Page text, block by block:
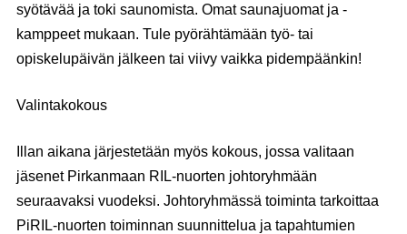
syötävää ja toki saunomista. Omat saunajuomat ja -
kamppeet mukaan. Tule pyörähtämään työ- tai
opiskelupäivän jälkeen tai viivy vaikka pidempäänkin!
Valintakokous
Illan aikana järjestetään myös kokous, jossa valitaan
jäsenet Pirkanmaan RIL-nuorten johtoryhmään
seuraavaksi vuodeksi. Johtoryhmässä toiminta tarkoittaa
PiRIL-nuorten toiminnan suunnittelua ja tapahtumien